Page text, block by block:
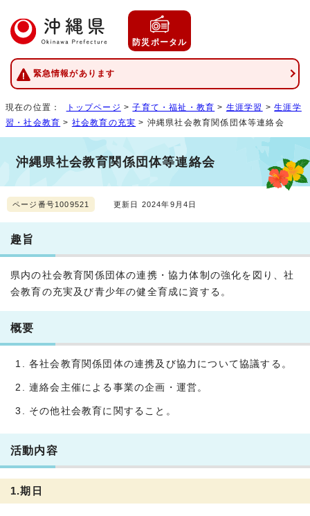
防災ポータル
緊急情報があります
現在の位置： トップページ >子育て・福祉・教育 > 生涯学習 >生涯学
習・社会教育 > 社会教育の充実 > 沖縄県社会教育関係団体等連絡会
沖縄県社会教育関係団体等連絡会
ページ番号1009521 更新日 2024年9月4日
趣旨
県内の社会教育関係団体の連携・協力体制の強化を図り、社
会教育の充実及び青少年の健全育成に資する。
概要
各社会教育関係団体の連携及び協力について協議する。
連絡会主催による事業の企画・運営。
その他社会教育に関すること。
活動内容
1.期日